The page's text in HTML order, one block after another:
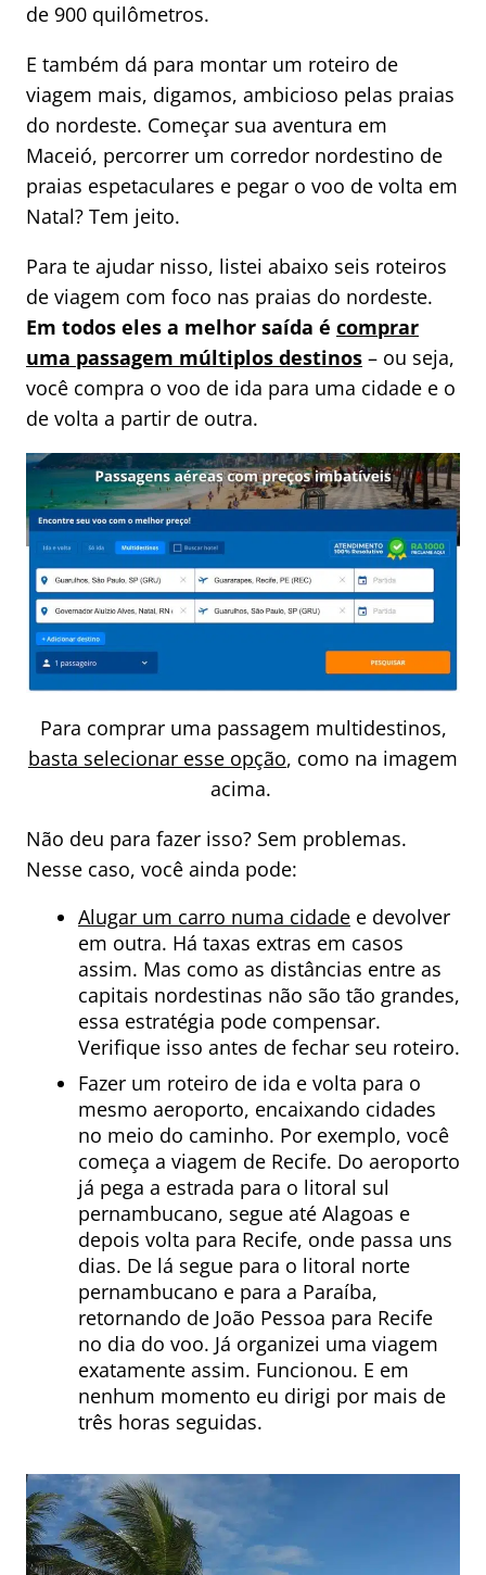
de 900 quilômetros.
E também dá para montar um roteiro de
viagem mais, digamos, ambicioso pelas praias
do nordeste. Começar sua aventura em
Maceió, percorrer um corredor nordestino de
praias espetaculares e pegar o voo de volta em
Natal? Tem jeito.
Para te ajudar nisso, listei abaixo seis roteiros
de viagem com foco nas praias do nordeste.
Em todos eles a melhor saída é comprar
uma passagem múltiplos destinos – ou seja,
você compra o voo de ida para uma cidade e o
de volta a partir de outra.
Para comprar uma passagem multidestinos,
basta selecionar esse opção, como na imagem
acima.
Não deu para fazer isso? Sem problemas.
Nesse caso, você ainda pode:
Alugar um carro numa cidade e devolver
em outra. Há taxas extras em casos
assim. Mas como as distâncias entre as
capitais nordestinas não são tão grandes,
essa estratégia pode compensar.
Verifique isso antes de fechar seu roteiro.
Fazer um roteiro de ida e volta para o
mesmo aeroporto, encaixando cidades
no meio do caminho. Por exemplo, você
começa a viagem de Recife. Do aeroporto
já pega a estrada para o litoral sul
pernambucano, segue até Alagoas e
depois volta para Recife, onde passa uns
dias. De lá segue para o litoral norte
pernambucano e para a Paraíba,
retornando de João Pessoa para Recife
no dia do voo. Já organizei uma viagem
exatamente assim. Funcionou. E em
nenhum momento eu dirigi por mais de
três horas seguidas.